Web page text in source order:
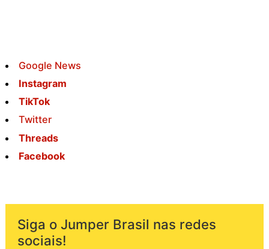
Google News
Instagram
TikTok
Twitter
Threads
Facebook
Siga o Jumper Brasil nas redes
sociais!